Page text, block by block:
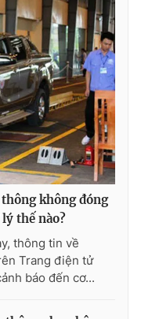
Nam
tử số 483/GP-BTTTT
Phạm Quốc Thắng,
không đóng
thế nào?
thông tin về
Trang điện tử
báo đến cơ...